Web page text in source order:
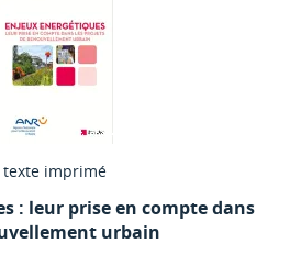
texte imprimé
: leur prise en compte dans
urbain